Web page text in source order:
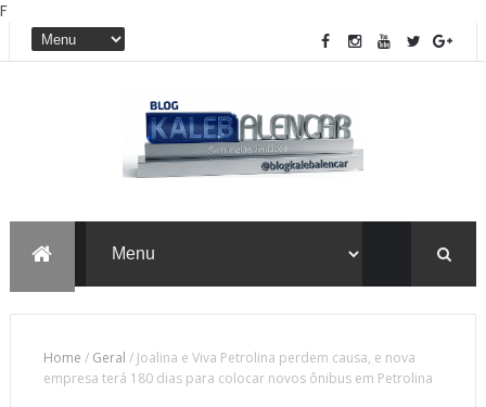
F
Home / Geral / Joalina e Viva Petrolina perdem causa, e nova
empresa terá 180 dias para colocar novos ônibus em Petrolina